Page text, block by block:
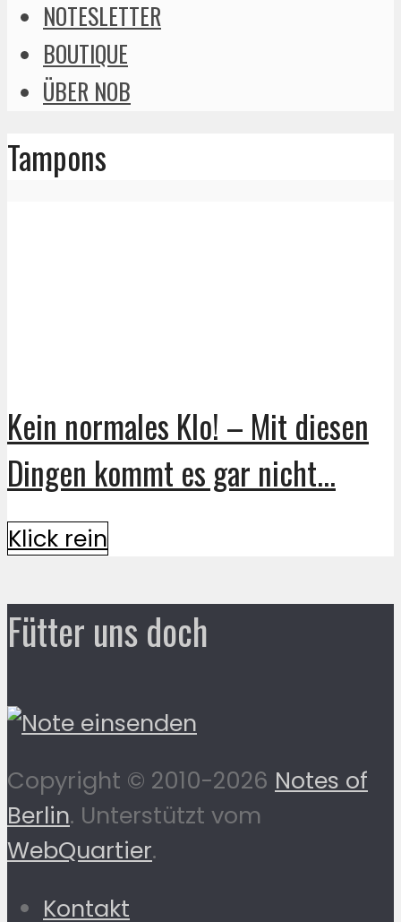
NOTESLETTER
BOUTIQUE
ÜBER NOB
Tampons
Kein normales Klo! – Mit diesen
Dingen kommt es gar nicht...
Klick rein
Fütter uns doch
Copyright © 2010-2026 Notes of
Berlin. Unterstützt vom
WebQuartier.
Kontakt